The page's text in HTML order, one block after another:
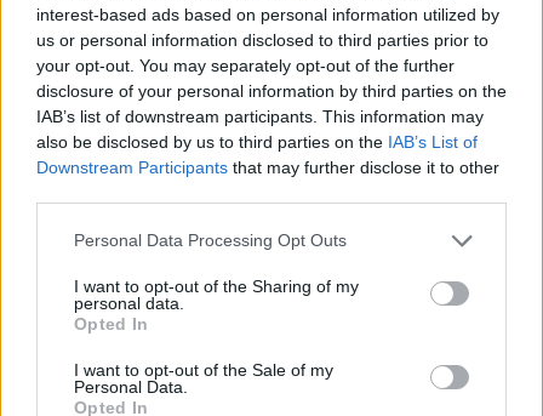
interest-based ads based on personal information utilized by
us or personal information disclosed to third parties prior to
your opt-out. You may separately opt-out of the further
disclosure of your personal information by third parties on the
IAB’s list of downstream participants. This information may
also be disclosed by us to third parties on the IAB’s List of
Downstream Participants that may further disclose it to other
Please note that this website/app uses one or more Google
not limited to your visit or usage behaviour. You may click to
grant or deny consent to Google and its third-party tags to
use your data for below specified purposes in below Google
consent section.
Personal Data Processing Opt Outs
I want to opt-out of the Sharing of my
personal data.
Opted In
I want to opt-out of the Sale of my
Personal Data.
Opted In
A férjem elhagyott 6
gyerekkel: azt
mondta...
Az új doktornő
hatására felbolydult a
fogászati rendelő
osztálytársaim a
miatt.
A padláson találtam
az első…